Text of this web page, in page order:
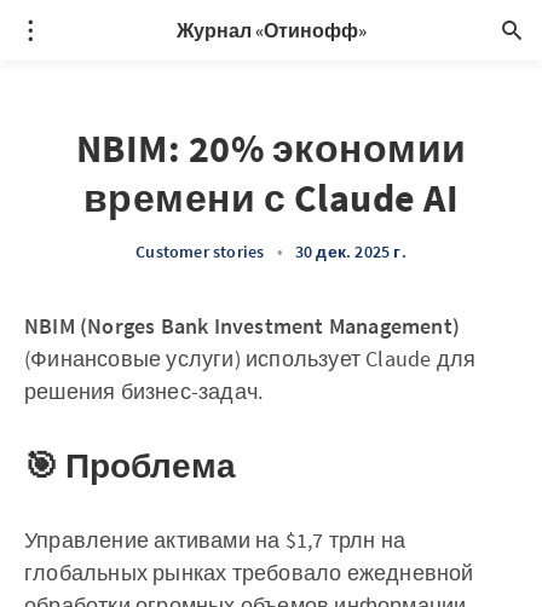
Журнал «Отинофф»
NBIM: 20% экономии
времени с Claude AI
Customer stories • 30 дек. 2025 г.
NBIM (Norges Bank Investment Management)
(Финансовые услуги) использует Claude для
решения бизнес-задач.
🎯 Проблема
Управление активами на $1,7 трлн на
глобальных рынках требовало ежедневной